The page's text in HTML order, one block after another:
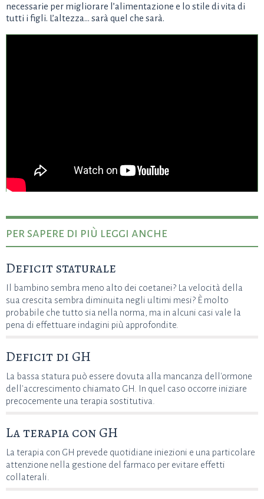
necessarie per migliorare l’alimentazione e lo stile di vita di
tutti i figli. L’altezza… sarà quel che sarà.
per sapere di più leggi anche
Deficit staturale
Il bambino sembra meno alto dei coetanei? La velocità della
sua crescita sembra diminuita negli ultimi mesi? È molto
probabile che tutto sia nella norma, ma in alcuni casi vale la
pena di effettuare indagini più approfondite.
Deficit di GH
La bassa statura può essere dovuta alla mancanza dell'ormone
dell'accrescimento chiamato GH. In quel caso occorre iniziare
precocemente una terapia sostitutiva.
La terapia con GH
La terapia con GH prevede quotidiane iniezioni e una particolare
attenzione nella gestione del farmaco per evitare effetti
collaterali.